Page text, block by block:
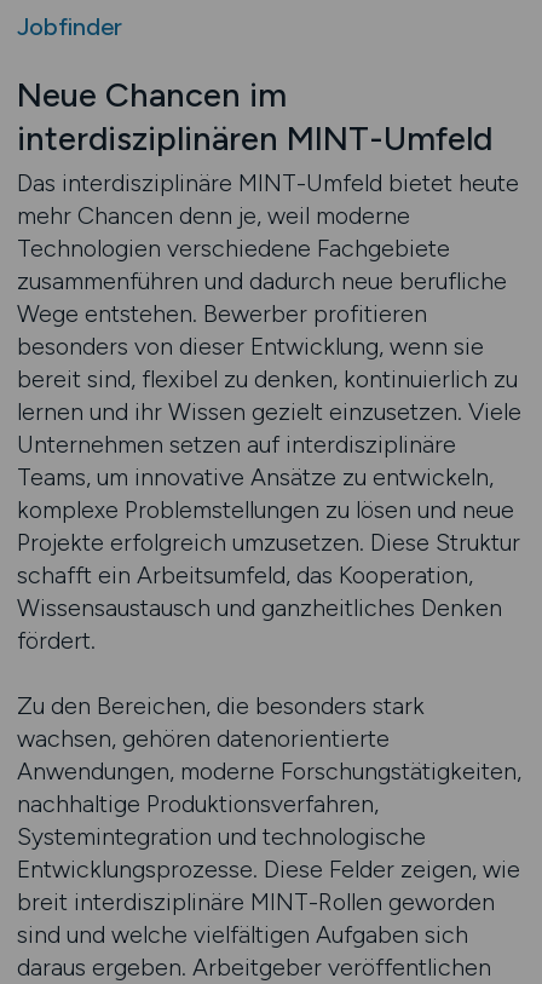
Jobfinder
Neue Chancen im
interdisziplinären MINT-Umfeld
Das interdisziplinäre MINT-Umfeld bietet heute
mehr Chancen denn je, weil moderne
Technologien verschiedene Fachgebiete
zusammenführen und dadurch neue berufliche
Wege entstehen. Bewerber profitieren
besonders von dieser Entwicklung, wenn sie
bereit sind, flexibel zu denken, kontinuierlich zu
lernen und ihr Wissen gezielt einzusetzen. Viele
Unternehmen setzen auf interdisziplinäre
Teams, um innovative Ansätze zu entwickeln,
komplexe Problemstellungen zu lösen und neue
Projekte erfolgreich umzusetzen. Diese Struktur
schafft ein Arbeitsumfeld, das Kooperation,
Wissensaustausch und ganzheitliches Denken
fördert.
Zu den Bereichen, die besonders stark
wachsen, gehören datenorientierte
Anwendungen, moderne Forschungstätigkeiten,
nachhaltige Produktionsverfahren,
Systemintegration und technologische
Entwicklungsprozesse. Diese Felder zeigen, wie
breit interdisziplinäre MINT-Rollen geworden
sind und welche vielfältigen Aufgaben sich
daraus ergeben. Arbeitgeber veröffentlichen